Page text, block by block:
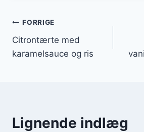
Indlægsnavigation
FORRIGE
Citrontærte med
karamelsauce og ris
Lignende indlæg